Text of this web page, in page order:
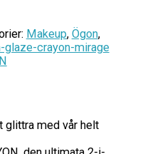
Makeup, Ögon,
glaze-crayon-mirage
glittra med vår helt